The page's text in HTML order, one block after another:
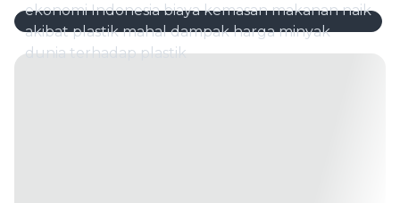
ekonomi Indonesia biaya kemasan makanan naik
akibat plastik mahal dampak harga minyak
dunia terhadap plastik